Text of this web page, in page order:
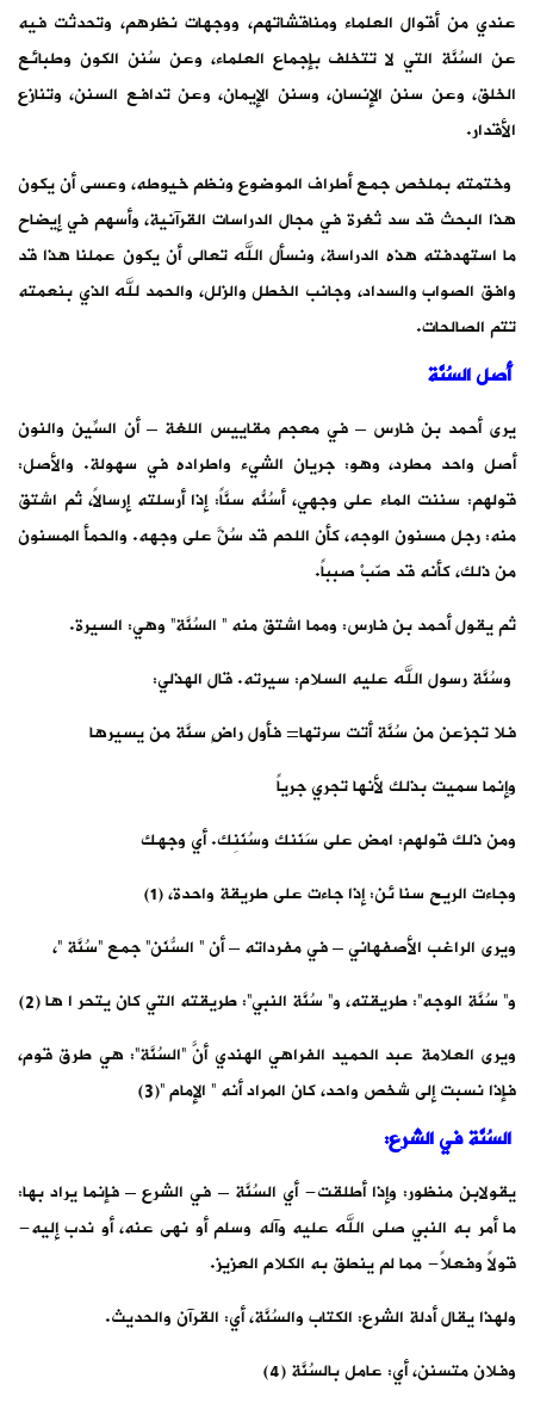
عندي من أقوال العلماء ومناقشاتهم، ووجهات نظرهم، وتحدثت فيه
عن السُنَّة التي لا تتخلف بإجماع العلماء، وعن سُنن الكون وطبائع
الخلق، وعن سنن الإنسان، وسنن الإيمان، وعن تدافع السنن، وتنازع
الأقدار.
وختمته بملخص جمع أطراف الموضوع ونظم خيوطه، وعسى أن يكون
هذا البحث قد سد ثغرة في مجال الدراسات القرآنية، وأسهم في إيضاح
ما استهدفته هذه الدراسة، ونسأل الله تعالى أن يكون عملنا هذا قد
وافق الصواب والسداد، وجانب الخطل والزلل، والحمد لله الذي بنعمته
تتم الصالحات.
أصل السُنَّة
يرى أحمد بن فارس – في معجم مقاييس اللغة – أن السِّين والنون
أصل واحد مطرد، وهو: جريان الشيء واطراده في سهولة. والأصل:
قولهم: سننت الماء على وجهي، أسُنُّه سنَّاً: إذا أرسلته إرسالاً، ثم اشتق
منه: رجل مسنون الوجه، كأن اللحم قد سُنَّ على وجهه. والحمأ المسنون
من ذلك، كأنه قد صّبْ صبباً.
ثم يقول أحمد بن فارس: ومما اشتق منه ” السُنَّة” وهي: السيرة.
وسُنَّة رسول الله عليه السلام: سيرته. قال الهذلي:
فلا تجزعن من سُنَّة أتت سرتها= فأول راضٍ سنَّة من يسيرها
وإنما سميت بذلك لأنها تجري جرياً
ومن ذلك قولهم: امض على سَنَنك وسُنَنِك. أي وجهك
وجاءت الريح سنا ئن: إذا جاءت على طريقة واحدة، (1)
ويرى الراغب الأصفهاني – في مفرداته – أن ” السُّنَن” جمع “سُنَّة “،
و” سُنَّة الوجه”: طريقته، و” سُنَّة النبي”: طريقته التي كان يتحر ا ها (2)
ويرى العلامة عبد الحميد الفراهي الهندي أنَّ “السُنَّة”: هي طرق قوم،
فإذا نسبت إلى شخص واحد، كان المراد أنه ” الإمام “(3)
السُنَّة في الشرع:
يقولابن منظور: وإذا أطلقت- أي السُنَّة – في الشرع – فإنما يراد بها:
ما أمر به النبي صلى الله عليه وآله وسلم أو نهى عنه، أو ندب إليه-
قولاً وفعلاً- مما لم ينطق به الكلام العزيز.
ولهذا يقال أدلة الشرع: الكتاب والسُنَّة، أي: القرآن والحديث.
وفلان متسنن، أي: عامل بالسُنَّة (4)